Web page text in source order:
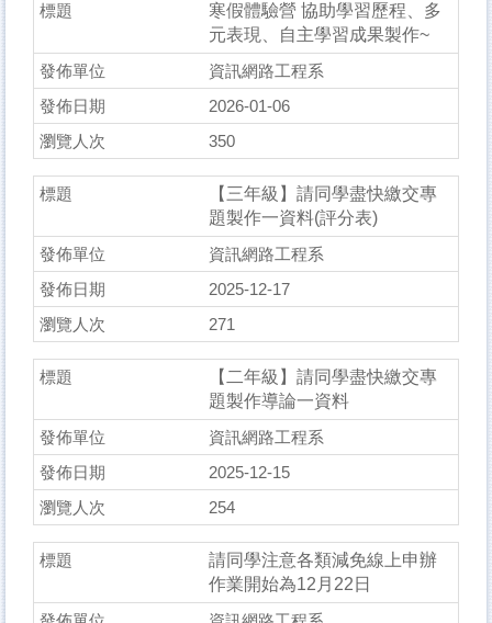
寒假體驗營 協助學習歷程、多
元表現、自主學習成果製作~
資訊網路工程系
2026-01-06
350
【三年級】請同學盡快繳交專
題製作一資料(評分表)
資訊網路工程系
2025-12-17
271
【二年級】請同學盡快繳交專
題製作導論一資料
資訊網路工程系
2025-12-15
254
請同學注意各類減免線上申辦
作業開始為12月22日